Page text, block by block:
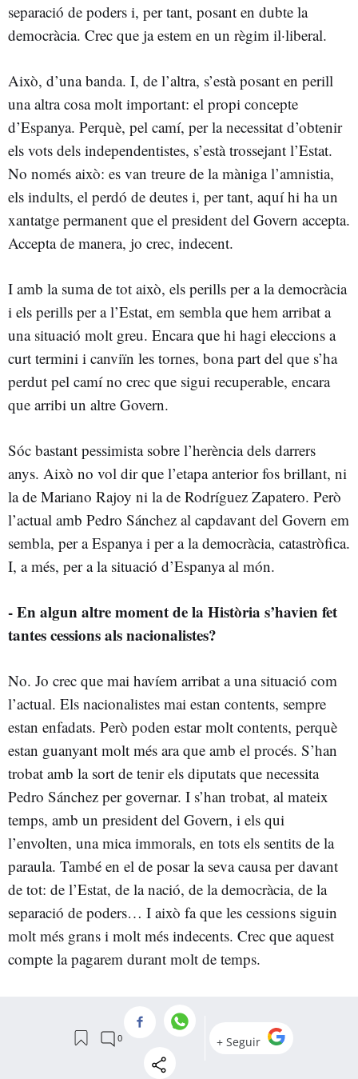
separació de poders i, per tant, posant en dubte la
democràcia. Crec que ja estem en un règim il·liberal.
Això, d’una banda. I, de l’altra, s’està posant en perill
una altra cosa molt important: el propi concepte
d’Espanya. Perquè, pel camí, per la necessitat d’obtenir
els vots dels independentistes, s’està trossejant l’Estat.
No només això: es van treure de la màniga l’amnistia,
els indults, el perdó de deutes i, per tant, aquí hi ha un
xantatge permanent que el president del Govern accepta.
Accepta de manera, jo crec, indecent.
I amb la suma de tot això, els perills per a la democràcia
i els perills per a l’Estat, em sembla que hem arribat a
una situació molt greu. Encara que hi hagi eleccions a
curt termini i canviïn les tornes, bona part del que s’ha
perdut pel camí no crec que sigui recuperable, encara
que arribi un altre Govern.
Sóc bastant pessimista sobre l’herència dels darrers
anys. Això no vol dir que l’etapa anterior fos brillant, ni
la de Mariano Rajoy ni la de Rodríguez Zapatero. Però
l’actual amb Pedro Sánchez al capdavant del Govern em
sembla, per a Espanya i per a la democràcia, catastròfica.
I, a més, per a la situació d’Espanya al món.
- En algun altre moment de la Història s’havien fet
tantes cessions als nacionalistes?
No. Jo crec que mai havíem arribat a una situació com
l’actual. Els nacionalistes mai estan contents, sempre
estan enfadats. Però poden estar molt contents, perquè
estan guanyant molt més ara que amb el procés. S’han
trobat amb la sort de tenir els diputats que necessita
Pedro Sánchez per governar. I s’han trobat, al mateix
temps, amb un president del Govern, i els qui
l’envolten, una mica immorals, en tots els sentits de la
paraula. També en el de posar la seva causa per davant
de tot: de l’Estat, de la nació, de la democràcia, de la
separació de poders… I això fa que les cessions siguin
molt més grans i molt més indecents. Crec que aquest
compte la pagarem durant molt de temps.
els nacionalismes?
Diu Félix Ovejero en el seu darrer llibre que pensar que